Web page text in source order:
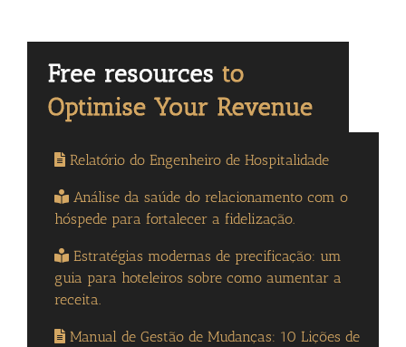
Relatório do Engenheiro de Hospitalidade
Análise da saúde do relacionamento com o
hóspede para fortalecer a fidelização.
Estratégias modernas de precificação: um
guia para hoteleiros sobre como aumentar a
receita.
Manual de Gestão de Mudanças: 10 Lições de